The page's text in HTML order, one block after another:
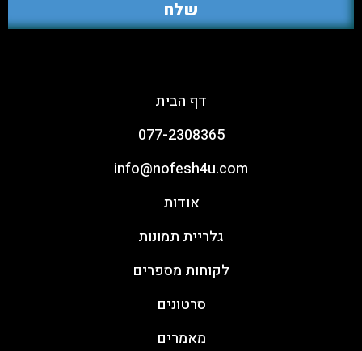
דף הבית
077-2308365
info@nofesh4u.com
אודות
גלריית תמונות
לקוחות מספרים
סרטונים
מאמרים